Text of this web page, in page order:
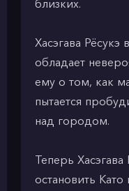
близких.
Хасэгава
обладает
ему о том, как
пытается
над городом.
Теперь
остановить